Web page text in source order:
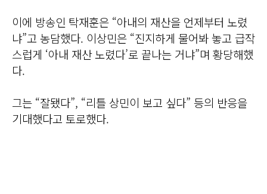
이에 방송인 탁재훈은 “아내의 재산을 언제부터 노렸
냐”고 농담했다. 이상민은 “진지하게 물어봐 놓고 급작
스럽게 ‘아내 재산 노렸다’로 끝나는 거냐”며 황당해했
다.
그는 “잘됐다”, “리틀 상민이 보고 싶다” 등의 반응을
기대했다고 토로했다.